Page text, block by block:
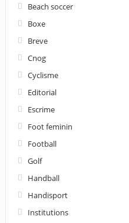
Beach soccer
Boxe
Breve
Cnog
Cyclisme
Editorial
Escrime
Foot feminin
Football
Golf
Handball
Handisport
Institutions